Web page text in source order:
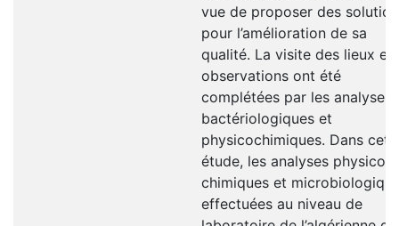
vue de proposer des
pour l’amélioration de sa
qualité. La visite des lieux et
observations ont été
complétées par les analyses
bactériologiques et
physicochimiques. Dans
étude, les analyses physico-
chimiques et
effectuées au niveau de